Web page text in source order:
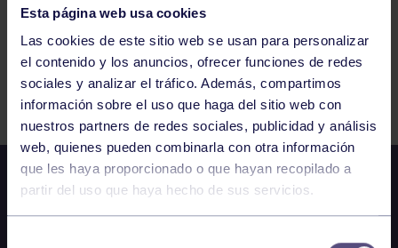
Esta página web usa cookies
Las cookies de este sitio web se usan para personalizar
el contenido y los anuncios, ofrecer funciones de redes
sociales y analizar el tráfico. Además, compartimos
información sobre el uso que haga del sitio web con
nuestros partners de redes sociales, publicidad y análisis
web, quienes pueden combinarla con otra información
que les haya proporcionado o que hayan recopilado a
partir del uso que haya hecho de sus servicios.
FILTRAR